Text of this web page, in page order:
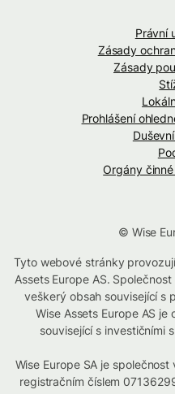
Právní
Zásady
Zásady
Prohlášení
Orgány
© Wise
Tyto webové stránky
Assets Europe AS.
veškerý obsah související s
Wise Assets Europe AS
související s investičními
Wise Europe SA je
registračním číslem